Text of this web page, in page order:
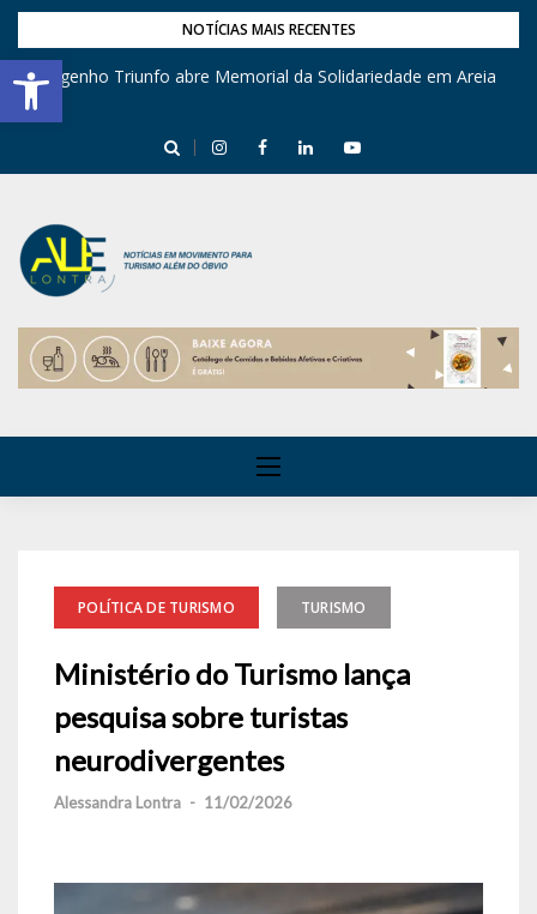
Barra de Ferramentas Aberta
NOTÍCIAS MAIS RECENTES
Engenho Triunfo abre Memorial da Solidariedade em Areia
POLÍTICA DE TURISMO TURISMO
Ministério do Turismo lança
pesquisa sobre turistas
neurodivergentes
Alessandra Lontra - 11/02/2026